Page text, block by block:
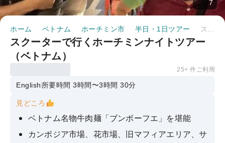
7
ホーム ベトナム ホーチミン市 半日・1日ツアー
スクーターで行くホーチミンナイトツアー
（ベトナム）
25+ 件ご利用
English 所要時間 3時間〜3時間 30分
見どころ
ベトナム名物牛肉麺「ブンボーフエ」を堪能
カンボジア市場、花市場、旧マフィアエリア、サ